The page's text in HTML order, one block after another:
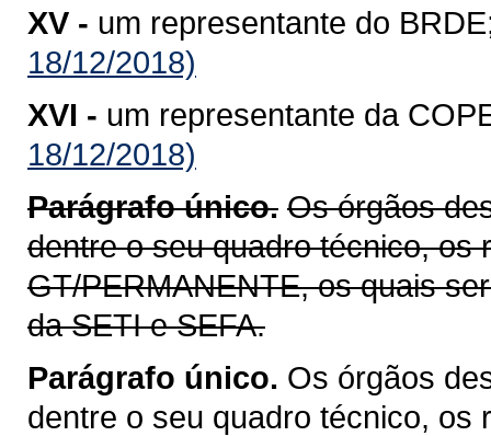
XV - um representante do
18/12/2018)
XVI - um representante da
18/12/2018)
Parágrafo único. Os órgãos
dentre o seu quadro técnico, os
GT/PERMANENTE, os quais
da SETI e SEFA.
Parágrafo único. Os órgãos
dentre o seu quadro técnico, os